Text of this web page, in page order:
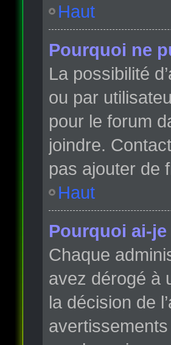
Haut
Pourquoi ne
La possibilité
ou par
pour le forum
joindre.
pas ajouter de
Haut
Pourquoi ai-
Chaque
avez dérogé à
la décision de